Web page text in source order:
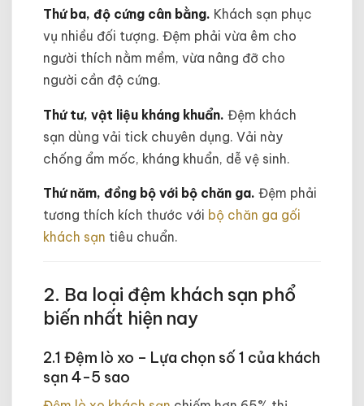
Thứ ba, độ cứng cân bằng. Khách sạn phục
vụ nhiều đối tượng. Đệm phải vừa êm cho
người thích nằm mềm, vừa nâng đỡ cho
người cần độ cứng.
Thứ tư, vật liệu kháng khuẩn. Đệm khách
sạn dùng vải tick chuyên dụng. Vải này
chống ẩm mốc, kháng khuẩn, dễ vệ sinh.
Thứ năm, đồng bộ với bộ chăn ga. Đệm phải
tương thích kích thước với bộ chăn ga gối
khách sạn tiêu chuẩn.
2. Ba loại đệm khách sạn phổ
biến nhất hiện nay
2.1 Đệm lò xo – Lựa chọn số 1 của khách
sạn 4-5 sao